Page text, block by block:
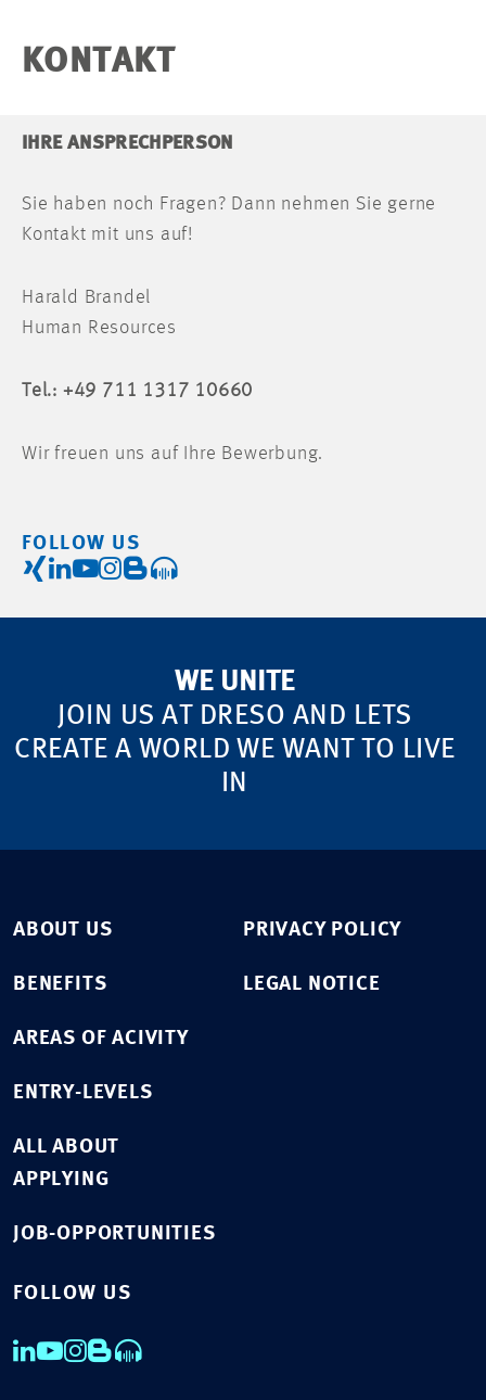
KONTAKT
IHRE ANSPRECHPERSON
Sie haben noch Fragen? Dann nehmen Sie gerne
Kontakt mit uns auf!
Harald Brandel
Human Resources
Tel.: +49 711 1317 10660
Wir freuen uns auf Ihre Bewerbung.
FOLLOW US
WE UNITE
JOIN US AT DRESO AND LETS
CREATE A WORLD WE WANT TO LIVE
IN
ABOUT US
BENEFITS
AREAS OF ACIVITY
ENTRY-LEVELS
ALL ABOUT
APPLYING
JOB-OPPORTUNITIES
PRIVACY POLICY
LEGAL NOTICE
FOLLOW US